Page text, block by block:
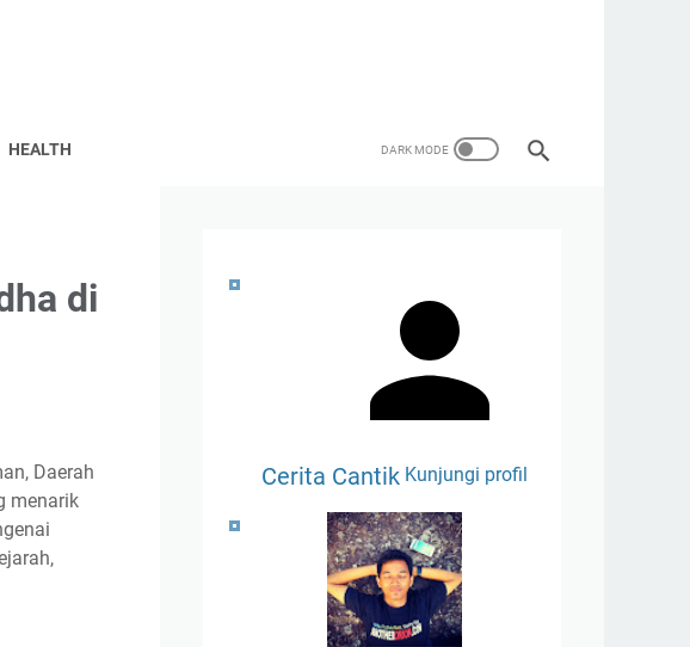
HEALTH
di
Daerah
menarik
Cerita CantikKunjungi profil